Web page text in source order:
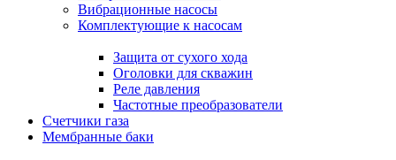
Вибрационные насосы
Комплектующие к насосам
Защита от сухого хода
Оголовки для скважин
Реле давления
Частотные преобразователи
Счетчики газа
Мембранные баки